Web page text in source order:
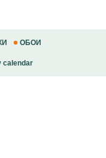
ОБОИ
calendar